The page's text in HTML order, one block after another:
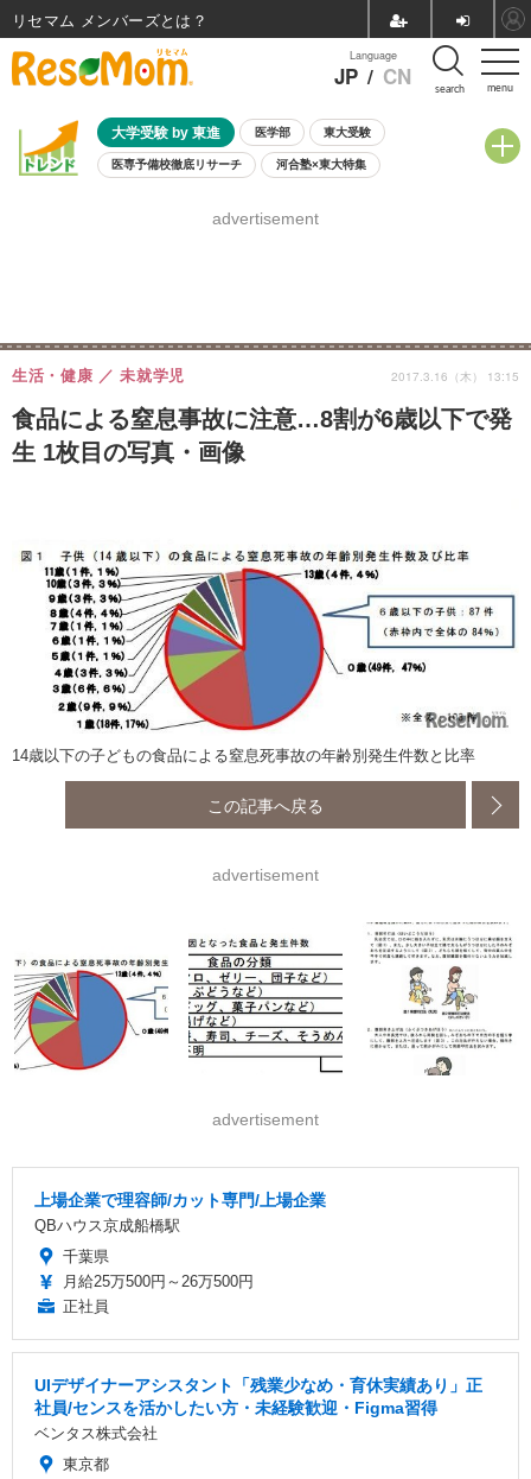
menu
Language
JP / CN search
大学受験 by 東進 医学部 東大受験
医専予備校徹底リサーチ 河合塾×東大特集
8月開催学校説明会・相談会
advertisement
食品による窒息事故に注意…8割が6歳以下で発
生 1枚目の写真・画像
生活・健康 未就学児 2017.3.16（木） 13:15
14歳以下の子どもの食品による窒息死事故の年齢別発生件数と比率
この記事へ戻る
advertisement
advertisement
上場企業で理容師/カット専門/上場企業
QBハウス京成船橋駅
千葉県
月給25万500円～26万500円
正社員
UIデザイナーアシスタント「残業少なめ・育休実績あり」正
社員/センスを活かしたい方・未経験歓迎・Figma習得
ベンタス株式会社
東京都
リセマム メンバーズ